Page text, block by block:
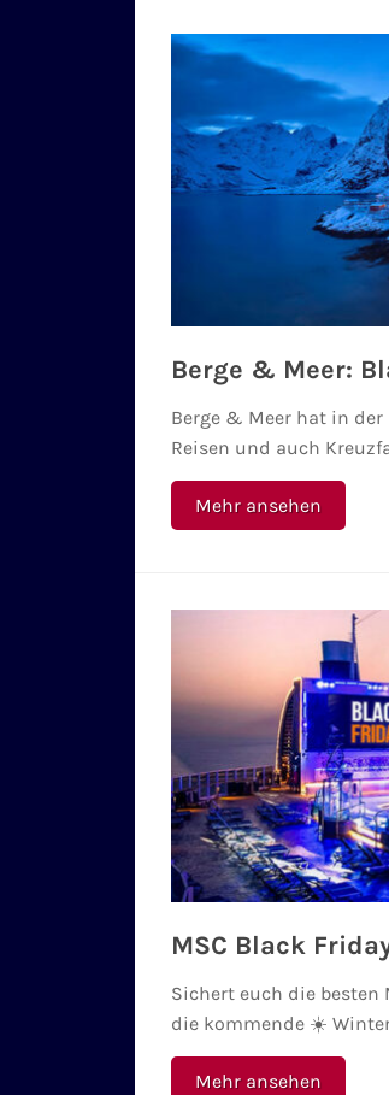
Berge & Meer:
Berge & Meer hat in
Reisen und auch
Mehr ansehen
MSC Black
Sichert euch die besten
die kommende ☀️
Mehr ansehen